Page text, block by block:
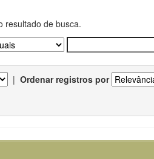
resultado de busca.
| Ordenar registros por